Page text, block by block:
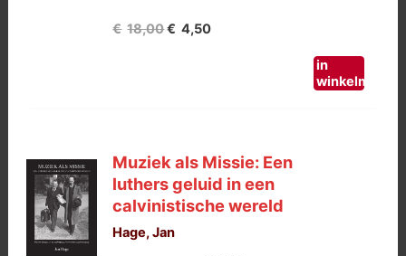
€ 18,00Oorspronkelijke
€ 4,50Huidige
in
winkelmand
Muziek als Missie: Een
luthers geluid in een
calvinistische wereld
Hage, Jan